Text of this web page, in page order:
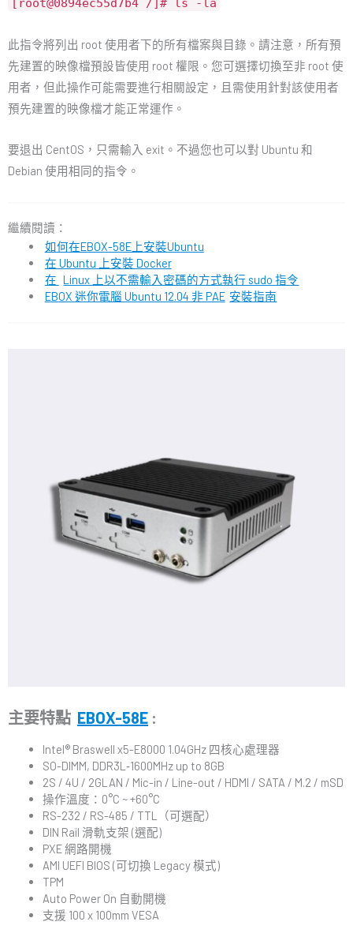
[root@0894ec55d7b4 /]# ls -la
此指令將列出 root 使用者下的所有檔案與目錄。請注意，所有預
先建置的映像檔預設皆使用 root 權限。您可選擇切換至非 root 使
用者，但此操作可能需要進行相關設定，且需使用針對該使用者
預先建置的映像檔才能正常運作。
要退出 CentOS，只需輸入 exit。不過您也可以對 Ubuntu 和
Debian 使用相同的指令。
繼續閱讀：
如何在EBOX-58E上安裝Ubuntu
在 Ubuntu 上安裝 Docker
在 Linux 上以不需輸入密碼的方式執行 sudo 指令
EBOX 迷你電腦 Ubuntu 12.04 非 PAE 安裝指南
主要特點 EBOX-58E :
Intel® Braswell x5-E8000 1.04GHz 四核心處理器
SO-DIMM, DDR3L‐1600MHz up to 8GB
2S / 4U / 2GLAN / Mic-in / Line-out / HDMI / SATA / M.2 / mSD
操作溫度：0°C ~ +60°C
RS-232 / RS-485 / TTL（可選配）
DIN Rail 滑軌支架 (選配)
PXE 網路開機
AMI UEFI BIOS (可切換 Legacy 模式)
TPM
Auto Power On 自動開機
支援 100 x 100mm VESA